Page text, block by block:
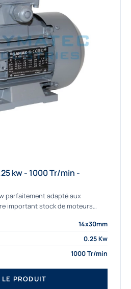
kw - 1000 Tr/min -
parfaitement adapté aux
important stock de moteurs
14x30mm
0.25 Kw
1000 Tr/min
PRODUIT